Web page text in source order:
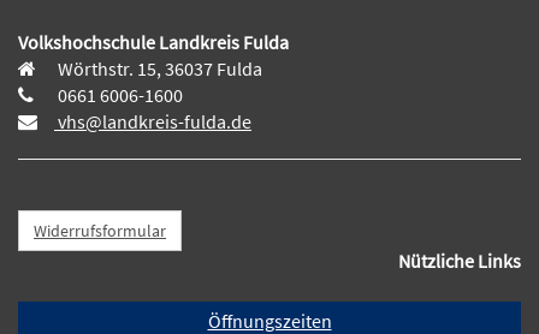
Volkshochschule Landkreis Fulda
Wörthstr. 15, 36037 Fulda
0661 6006-1600
vhs@landkreis-fulda.de
Widerrufsformular
Nützliche Links
Öffnungszeiten